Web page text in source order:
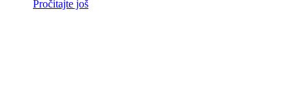
Pročitajte još